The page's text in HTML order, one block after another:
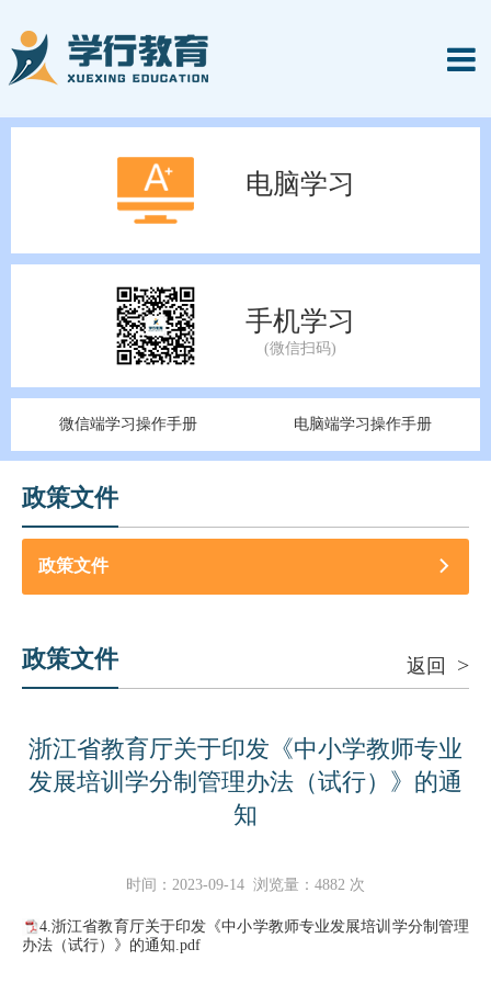
电脑学习
手机学习
微信端学习操作手册 电脑端学习操作手册
政策文件
政策文件
政策文件 返回 >
浙江省教育厅关于印发《中小学教师专业
发展培训学分制管理办法（试行）》的通
知
时间： 2023-09-14 浏览量： 4882 次
4.浙江省教育厅关于印发《中小学教师专业发展培训学分制管理
办法（试行）》的通知.pdf